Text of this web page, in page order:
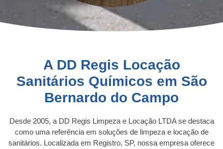
A DD Regis Locação
Sanitários Químicos em São
Bernardo do Campo
Desde 2005, a DD Regis Limpeza e Locação LTDA se destaca
como uma referência em soluções de limpeza e locação de
sanitários. Localizada em Registro, SP, nossa empresa oferece